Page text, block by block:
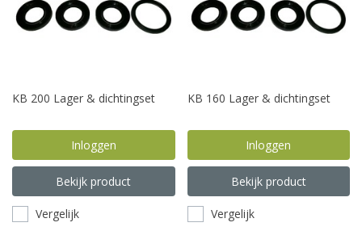
KB 200 Lager & dichtingset
Inloggen
Bekijk product
Vergelijk
KB 160 Lager & dichtingset
Inloggen
Bekijk product
Vergelijk